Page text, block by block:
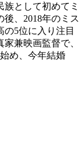
として初めてミ
、2018年のミス
5位に入り注目
兼映画監督で、
め、今年結婚